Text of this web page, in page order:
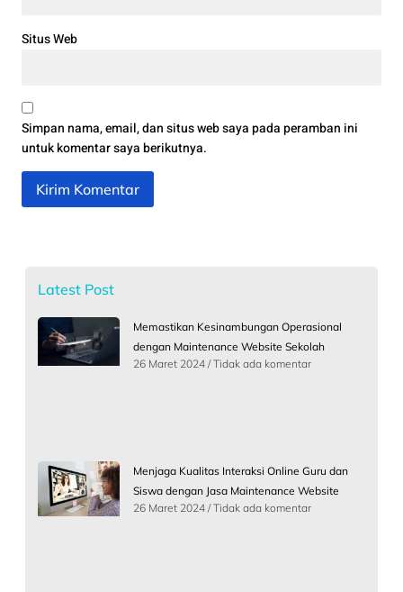
Situs Web
Simpan nama, email, dan situs web saya pada peramban ini
untuk komentar saya berikutnya.
Latest Post
Memastikan Kesinambungan Operasional
dengan Maintenance Website Sekolah
26 Maret 2024 Tidak ada komentar
Menjaga Kualitas Interaksi Online Guru dan
Siswa dengan Jasa Maintenance Website
26 Maret 2024 Tidak ada komentar